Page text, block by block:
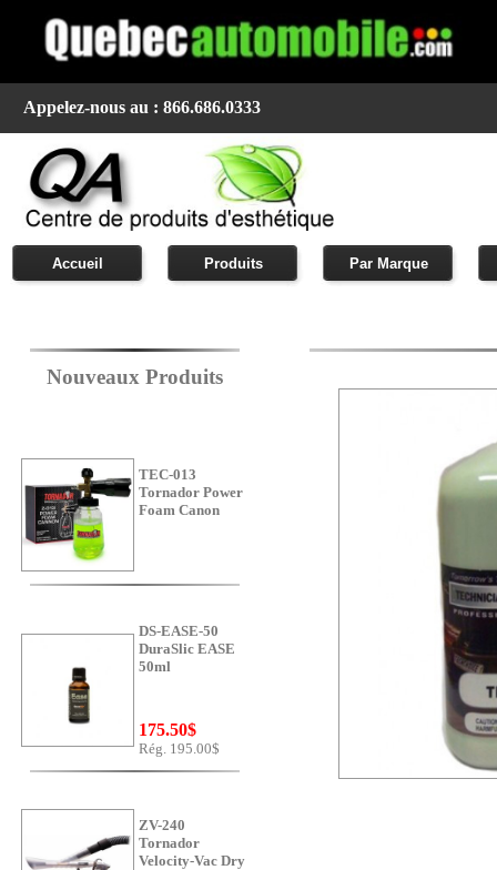
Appelez-nous au : 866.686.0333
Accueil Produits Par Marque
Nouveaux Produits
TEC-013
Tornador Power
Foam Canon
DS-EASE-50
DuraSlic EASE
50ml
175.50$
Rég. 195.00$
ZV-240
Tornador
Velocity-Vac Dry